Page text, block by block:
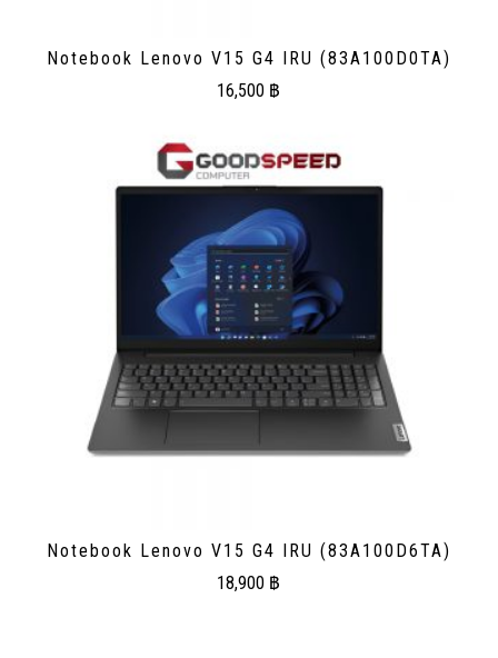
Notebook Lenovo V15 G4 IRU (83A100D0TA)
16,500 ฿
Notebook Lenovo V15 G4 IRU (83A100D6TA)
18,900 ฿